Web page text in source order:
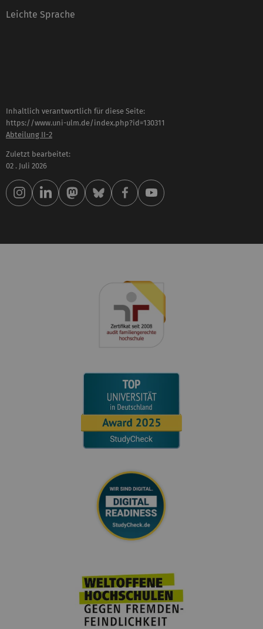
Leichte Sprache
Inhaltlich verantwortlich für diese Seite:
https://www.uni-ulm.de/index.php?id=130311
Abteilung II-2
Zuletzt bearbeitet:
02 . Juli 2026